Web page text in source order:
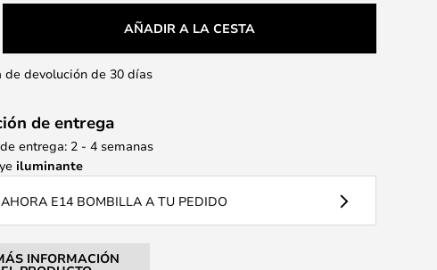
AÑADIR A LA CESTA
de devolución de 30 días
de entrega
entrega: 2 - 4 semanas
iluminante
E14 BOMBILLA A TU PEDIDO
INFORMACIÓN